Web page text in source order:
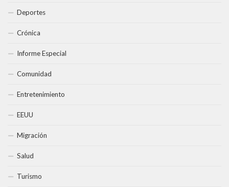
Deportes
Crónica
Informe Especial
Comunidad
Entretenimiento
EEUU
Migración
Salud
Turismo